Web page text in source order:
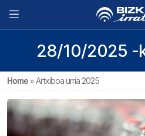
28/10/2025 -
Home »Artxiboa urria 2025